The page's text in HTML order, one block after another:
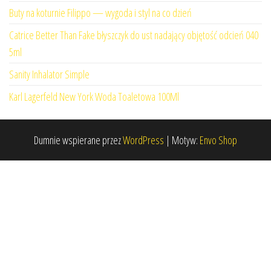
Buty na koturnie Filippo — wygoda i styl na co dzień
Catrice Better Than Fake błyszczyk do ust nadający objętość odcień 040
5ml
Sanity Inhalator Simple
Karl Lagerfeld New York Woda Toaletowa 100Ml
Dumnie wspierane przezWordPress | Motyw: Envo Shop